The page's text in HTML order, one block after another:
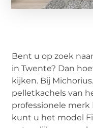
Bent u op zoek
in Twente? Dan
kijken. Bij
pelletkachels van
professionele merk
kunt u het model